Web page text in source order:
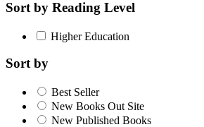
Sort by Reading Level
Higher Education
Sort by
Best Seller
New Books Out Site
New Published Books